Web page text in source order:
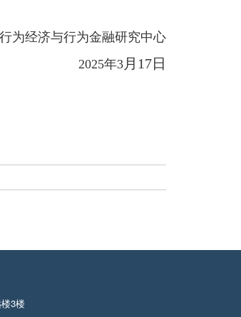
为经济与行为金融研究中心
2025年3 月17日
3楼